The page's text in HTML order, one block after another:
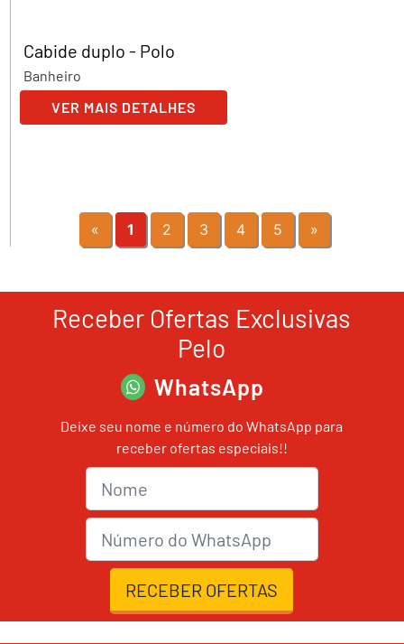
Cabide duplo - Polo
Banheiro
VER MAIS DETALHES
« 1 2 3 4 5 »
Receber Ofertas Exclusivas
Pelo
WhatsApp
Deixe seu nome e número do WhatsApp para
receber ofertas especiais!!
Nome
nmrWhats
RECEBER OFERTAS